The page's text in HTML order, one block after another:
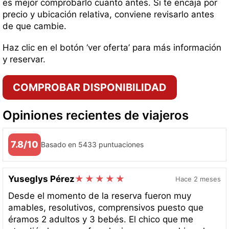
es mejor comprobarlo cuanto antes. Si te encaja por
precio y ubicación relativa, conviene revisarlo antes
de que cambie.
Haz clic en el botón ‘ver oferta’ para más información
y reservar.
COMPROBAR DISPONIBILIDAD
Opiniones recientes de viajeros
7.8/10 Basado en 5433 puntuaciones
Yuseglys Pérez Hace 2 meses
Desde el momento de la reserva fueron muy
amables, resolutivos, comprensivos puesto que
éramos 2 adultos y 3 bebés. El chico que me